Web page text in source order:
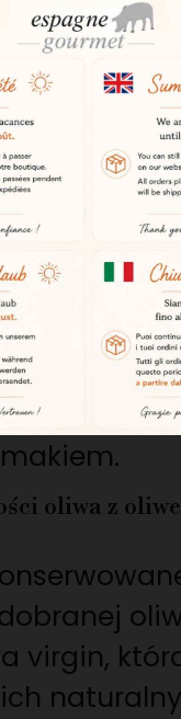
uwagę
usunąć
pełną
i
oliwa z
virgin,